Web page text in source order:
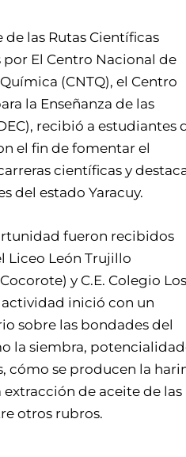
de las Rutas Científicas
El Centro Nacional de
(CNTQ), el Centro
la Enseñanza de las
recibió a estudiantes
el fin de fomentar el
científicas y
del estado Yaracuy.
fueron recibidos
Liceo León Trujillo
y C.E. Colegio Los
actividad inició con un
sobre las bondades del
la siembra,
cómo se producen la
extracción de aceite de las
otros rubros.